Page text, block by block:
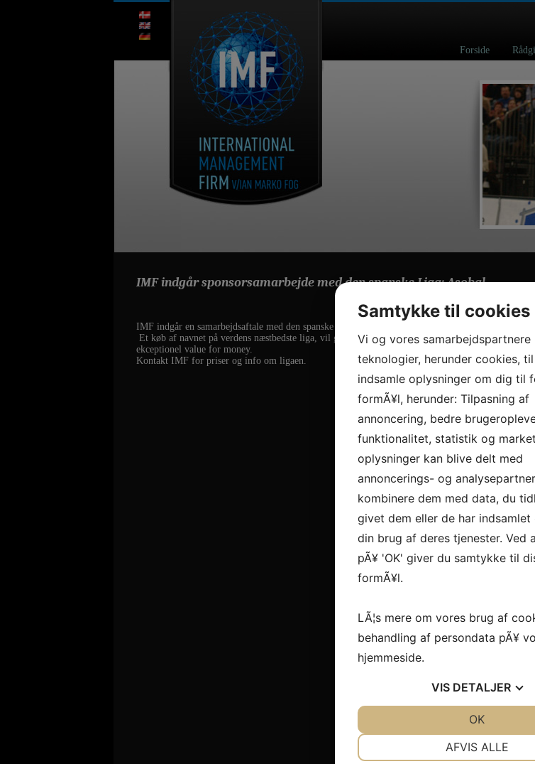
Forside
IMF indgår sponsorsamarbejde med den spanske Liga; Asobal.
IMF indgår en samarbejdsaftale med den spanske liga i håndbold, Asobal, der jagter en ny
Et køb af navnet på verdens næstbedste liga, vil give en fremragende branding, og man får
ekceptionel value for money.
Kontakt IMF for priser og info om ligaen.
Samtykke til cookies
Vi og vores samarbejdspartnere
teknologier, herunder cookies,
indsamle oplysninger om dig til
formÃ¥l, herunder: Tilpasning af
annoncering, bedre
funktionalitet, statistik og
oplysninger kan blive delt med
annoncerings- og
kombinere dem med data, du
givet dem eller de har indsamlet
din brug af deres tjenester. Ved
pÃ¥ 'OK' giver du samtykke til
formÃ¥l.
LÃ¦s mere om vores brug af
behandling af persondata pÃ¥
hjemmeside.
VIS DETALJER
AFVIS ALLE
OK